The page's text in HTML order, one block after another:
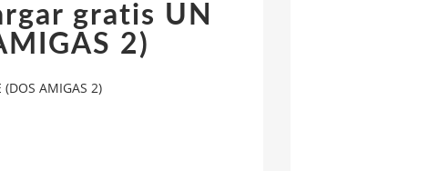
gratis UN
2)
AMIGAS 2)